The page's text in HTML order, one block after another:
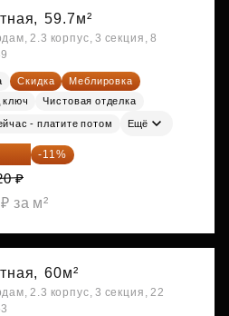
59.7м²
2.3 корпус, 3 секция, 8
Скидка
Меблировка
ключ
Чистовая отделка
- платите потом Ещё
₽ -11%
₽
за м²
60м²
2.3 корпус, 3 секция, 22